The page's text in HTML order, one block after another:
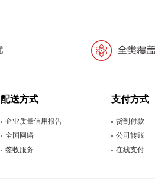
配送方式
企业质量信用报告
全国网络
签收服务
支付方式
货到付款
公司转账
在线支付